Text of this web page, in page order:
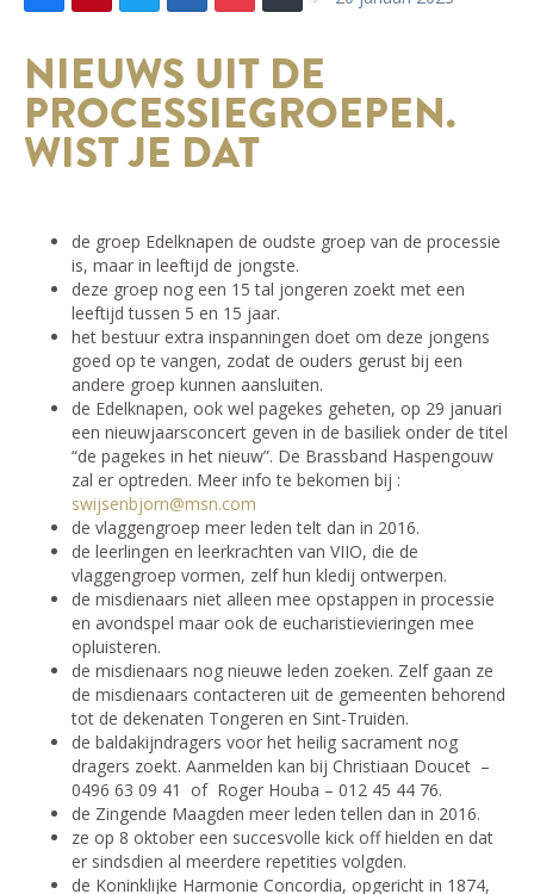
NIEUWS UIT DE
PROCESSIEGROEPEN.
WIST JE DAT
de groep Edelknapen de oudste groep van de processie
is, maar in leeftijd de jongste.
deze groep nog een 15 tal jongeren zoekt met een
leeftijd tussen 5 en 15 jaar.
het bestuur extra inspanningen doet om deze jongens
goed op te vangen, zodat de ouders gerust bij een
andere groep kunnen aansluiten.
de Edelknapen, ook wel pagekes geheten, op 29 januari
een nieuwjaarsconcert geven in de basiliek onder de titel
“de pagekes in het nieuw”. De Brassband Haspengouw
zal er optreden. Meer info te bekomen bij :
swijsenbjorn@msn.com
de vlaggengroep meer leden telt dan in 2016.
de leerlingen en leerkrachten van VIIO, die de
vlaggengroep vormen, zelf hun kledij ontwerpen.
de misdienaars niet alleen mee opstappen in processie
en avondspel maar ook de eucharistievieringen mee
opluisteren.
de misdienaars nog nieuwe leden zoeken. Zelf gaan ze
de misdienaars contacteren uit de gemeenten behorend
tot de dekenaten Tongeren en Sint-Truiden.
de baldakijndragers voor het heilig sacrament nog
dragers zoekt. Aanmelden kan bij Christiaan Doucet –
0496 63 09 41 of Roger Houba – 012 45 44 76.
de Zingende Maagden meer leden tellen dan in 2016.
ze op 8 oktober een succesvolle kick off hielden en dat
er sindsdien al meerdere repetities volgden.
de Koninklijke Harmonie Concordia, opgericht in 1874,